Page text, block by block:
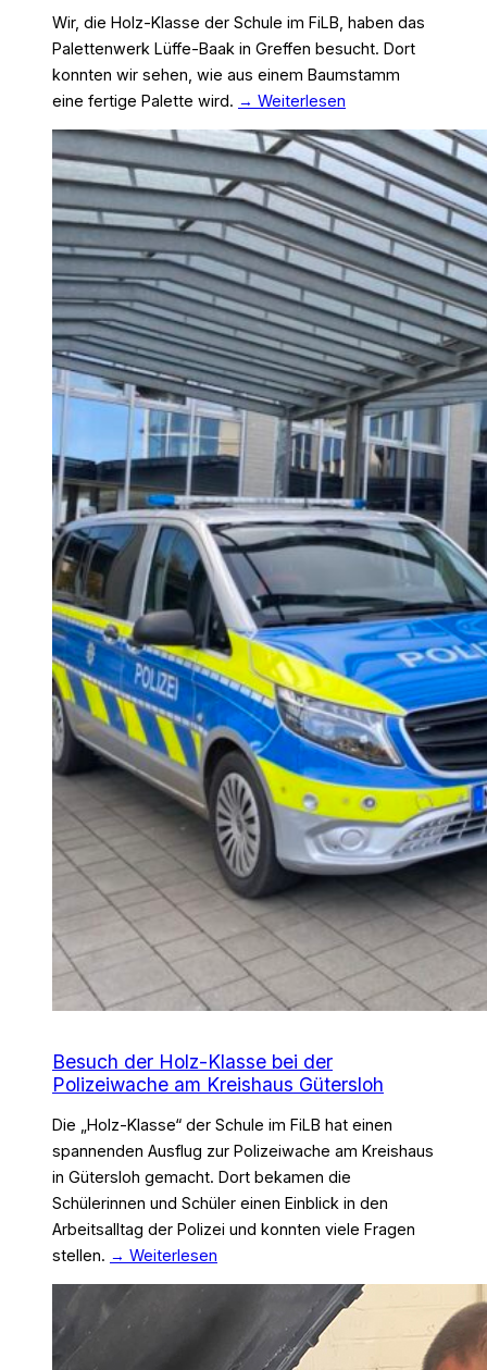
Wir, die Holz-Klasse der Schule im FiLB, haben das
Palettenwerk Lüffe-Baak in Greffen besucht. Dort
konnten wir sehen, wie aus einem Baumstamm
eine fertige Palette wird. → Weiterlesen
Besuch der Holz-Klasse bei der
Polizeiwache am Kreishaus Gütersloh
Die „Holz-Klasse“ der Schule im FiLB hat einen
spannenden Ausflug zur Polizeiwache am Kreishaus
in Gütersloh gemacht. Dort bekamen die
Schülerinnen und Schüler einen Einblick in den
Arbeitsalltag der Polizei und konnten viele Fragen
stellen. → Weiterlesen